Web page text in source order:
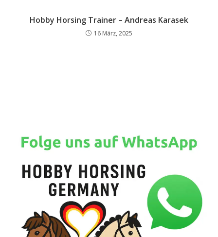
Hobby Horsing Trainer – Andreas Karasek
16 März, 2025